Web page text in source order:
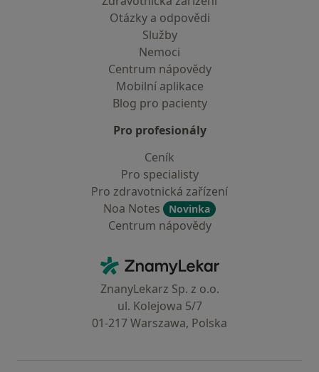
Otázky a odpovědi
Služby
Nemoci
Centrum nápovědy
Mobilní aplikace
Blog pro pacienty
Pro profesionály
Ceník
Pro specialisty
Pro zdravotnická zařízení
Noa Notes
Novinka
Centrum nápovědy
ZnamyLekar - Hlavní stránka
ZnanyLekarz Sp. z o.o.
ul. Kolejowa 5/7
01-217 Warszawa, Polska